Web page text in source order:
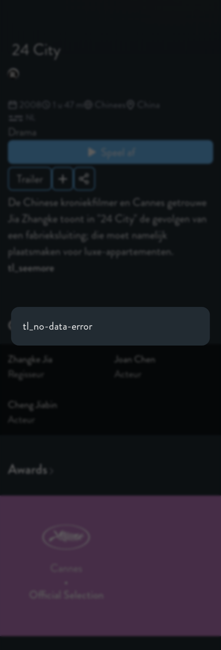
24 City
De Chinese kroniekfilmer en Cannes getrouwe
Jia Zhangke toont in "24 City" de gevolgen van
een fabrieksluiting; die moet namelijk
plaatsmaken voor luxe-appartementen.
tl_seemore
Drama
Trailer
Zhangke Jia
Regisseur
Joan Chen
Acteur
Cheng Jiabin
Acteur
Official Selection
tl_no-data-error